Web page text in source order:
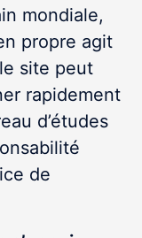
mondiale,
propre agit
site peut
rapidement
d’études
de